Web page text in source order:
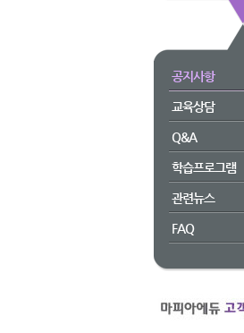
공지사항
교육상담
Q&A
학습프로그램
관련뉴스
FAQ